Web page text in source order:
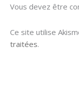
Vous devez être
Ce site utilise
traitées.